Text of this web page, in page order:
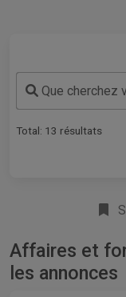
Que cherchez
Total: 13 résultats
Affaires et
les annonces